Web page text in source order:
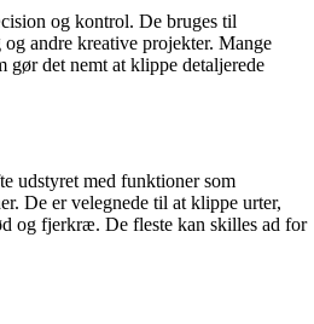
og kontrol. De bruges til
andre kreative projekter. Mange
gør det nemt at klippe detaljerede
udstyret med funktioner som
De er velegnede til at klippe urter,
og fjerkræ. De fleste kan skilles ad for